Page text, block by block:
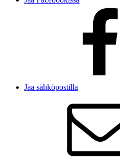
Jaa sähköpostilla